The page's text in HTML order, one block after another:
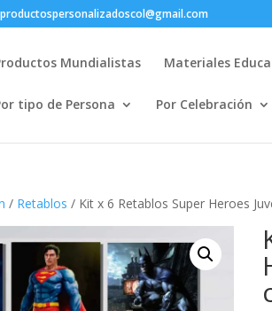
productospersonalizadoscol@gmail.com
Mundialistas Materiales
tipo de Persona Por Celebración
/ Retablos / Kit x 6 Retablos Super Heroes